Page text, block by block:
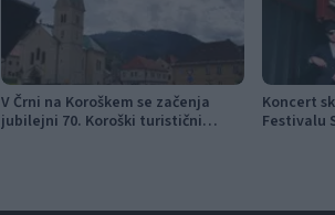
V Črni na Koroškem se začenja
jubilejni 70. Koroški turistični
Koncert
Festivalu